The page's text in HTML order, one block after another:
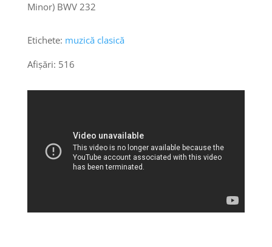
Minor) BWV 232
Etichete: muzică clasică
Afișări: 516